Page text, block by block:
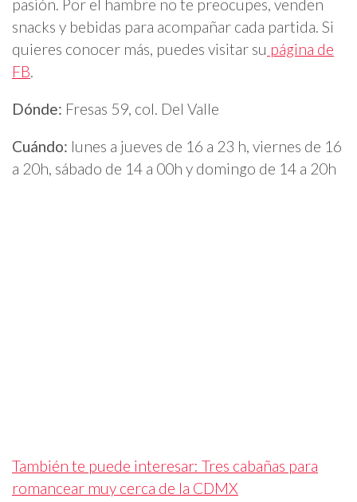
pasión. Por el hambre no te preocupes, venden
snacks y bebidas para acompañar cada partida. Si
quieres conocer más, puedes visitar su página de
FB
Dónde: Fresas 59, col. Del Valle
Cuándo: lunes a jueves de 16 a 23 h, viernes de 16
a 20h, sábado de 14 a 00h y domingo de 14 a 20h
También te puede interesar: Tres cabañas para
romancear muy cerca de la CDMX